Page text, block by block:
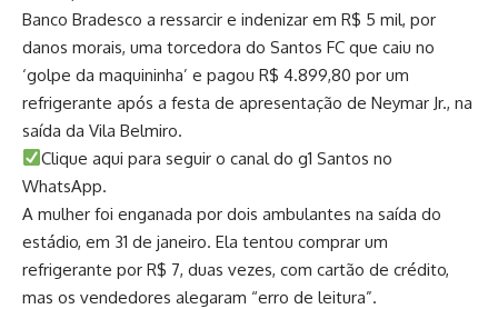
Banco Bradesco a ressarcir e indenizar em R$ 5 mil, por
danos morais, uma torcedora do Santos FC que caiu no
‘golpe da maquininha’ e pagou R$ 4.899,80 por um
refrigerante após a festa de apresentação de Neymar Jr., na
saída da Vila Belmiro.
Clique aqui para seguir o canal do g1 Santos no
WhatsApp.
A mulher foi enganada por dois ambulantes na saída do
estádio, em 31 de janeiro. Ela tentou comprar um
refrigerante por R$ 7, duas vezes, com cartão de crédito,
mas os vendedores alegaram “erro de leitura”.